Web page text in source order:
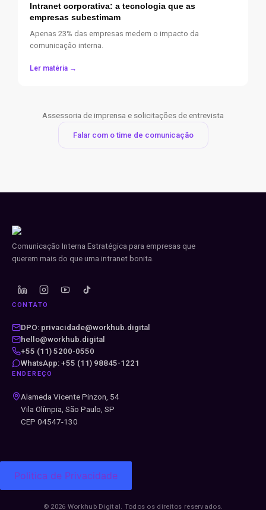
Intranet corporativa: a tecnologia que as
empresas subestimam
Apenas 23% das empresas medem o impacto da
comunicação interna.
Ler matéria →
Assessoria de imprensa e solicitações de entrevista
Falar com o time de comunicação
Comunicação Interna Estratégica para empresas que
querem mais do que uma intranet bonita.
CONTATO
DPO: privacidade@workhub.digital
hello@workhub.digital
+55 (11) 5200-0550
WhatsApp: +55 (11) 98845-1221
ENDEREÇO
Alameda Vicente Pinzon, 54
Vila Olímpia, São Paulo, SP
CEP 04547-130
Politica de Privacidade
© 2026 Workhub Digital. Todos os direitos reservados.